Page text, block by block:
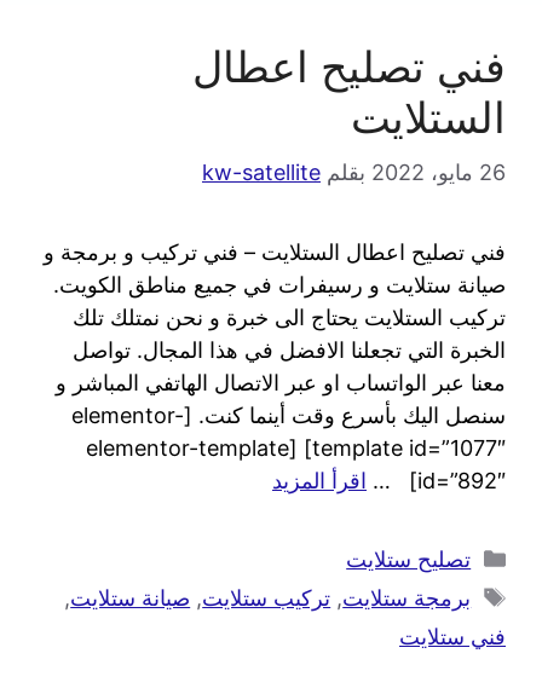
فني تصليح اعطال
الستلايت
26 مايو، 2022 بقلم kw-satellite
فني تصليح اعطال الستلايت – فني تركيب و برمجة و
صيانة ستلايت و رسيفرات في جميع مناطق الكويت.
تركيب الستلايت يحتاج الى خبرة و نحن نمتلك تلك
الخبرة التي تجعلنا الافضل في هذا المجال. تواصل
معنا عبر الواتساب او عبر الاتصال الهاتفي المباشر و
سنصل اليك بأسرع وقت أينما كنت. [elementor-
template id=”1077″] [elementor-template
id=”892″] …
اقرأ المزيد
تصليح ستلايت
برمجة ستلايت, تركيب ستلايت, صيانة ستلايت,
فني ستلايت